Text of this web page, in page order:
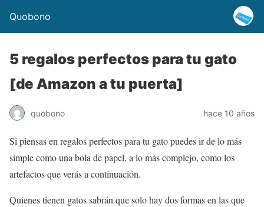
Quobono
5 regalos perfectos para tu gato
[de Amazon a tu puerta]
quobono hace 10 años
Si piensas en regalos perfectos para tu gato puedes ir de lo más
simple como una bola de papel, a lo más complejo, como los
artefactos que verás a continuación.
Quienes tienen gatos sabrán que solo hay dos formas en las que